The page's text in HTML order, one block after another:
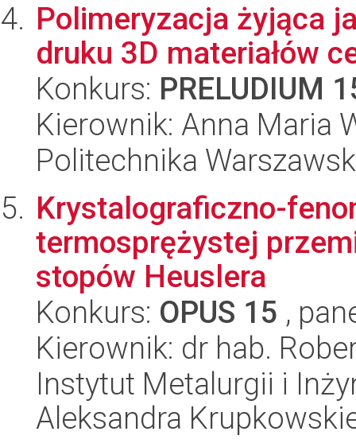
Polimeryzacja żyjąca
druku 3D materiałów
Konkurs: PRELUDIUM
Kierownik: Anna Maria
Politechnika
Krystalograficzno-
termosprężystej
stopów Heuslera
Konkurs: OPUS 15 ,
Kierownik: dr hab.
Instytut Metalurgii i
Aleksandra